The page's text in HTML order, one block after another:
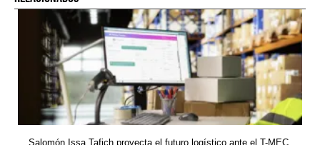
Salomón Issa Tafich proyecta el futuro logístico ante el T-MEC